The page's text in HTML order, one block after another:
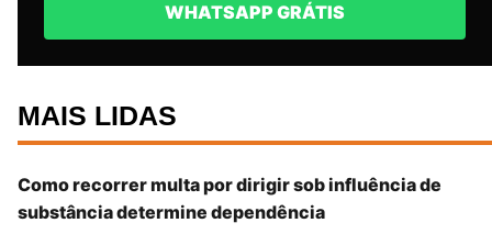
WHATSAPP GRÁTIS
MAIS LIDAS
Como recorrer multa por dirigir sob influência de
substância determine dependência